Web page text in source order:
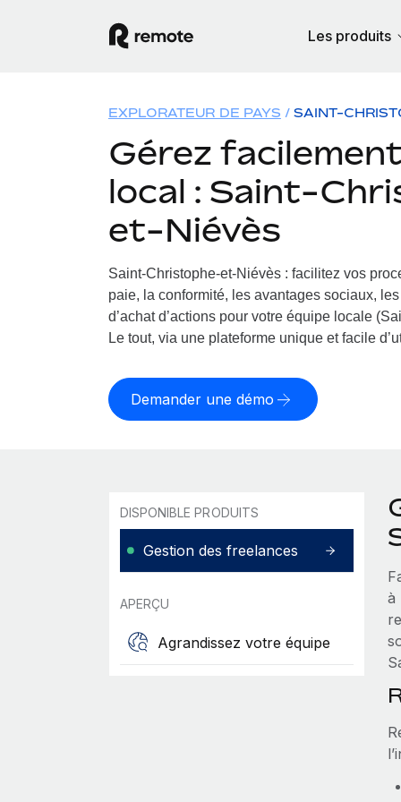
Les produits
EXPLORATEUR DE PAYS SAINT-
Gérez facilement
local : Saint-
et-Niévès
Saint-Christophe-et-Niévès : facilitez vos
paie, la conformité, les avantages sociaux,
d’achat d’actions pour votre équipe locale
Le tout, via une plateforme unique et facile
Demander une démo
DISPONIBLE PRODUITS
Gestion des freelances
APERÇU
Agrandissez votre équipe
à